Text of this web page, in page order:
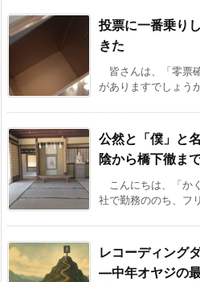
投票に一番乗り
きた
皆さんは、「零票
がありますでしょう
公然と「僕」と
陰から橋下徹ま
こんにちは、「か
社で勤務ののち、フ
レコーディン
―中年オヤジの